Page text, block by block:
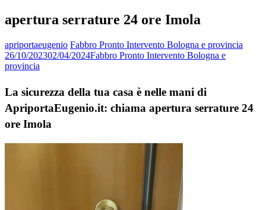
apertura serrature 24 ore Imola
apriportaeugenio Fabbro Pronto Intervento Bologna e provincia
26/10/202302/04/2024Fabbro Pronto Intervento Bologna e
provincia
La sicurezza della tua casa è nelle mani di
ApriportaEugenio.it: chiama apertura serrature 24
ore Imola